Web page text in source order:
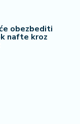
obezbediti
nafte kroz